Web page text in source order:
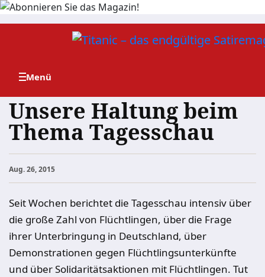
Zum
Unsere Haltung beim
Thema Tagesschau
Aug. 26, 2015
Seit Wochen berichtet die Tagesschau intensiv über
die große Zahl von Flüchtlingen, über die Frage
ihrer Unterbringung in Deutschland, über
Demonstrationen gegen Flüchtlingsunterkünfte
und über Solidaritätsaktionen mit Flüchtlingen. Tut